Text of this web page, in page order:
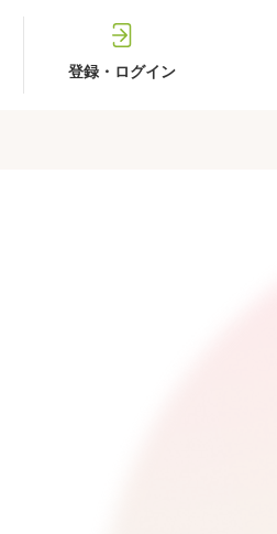
登録・ログイン